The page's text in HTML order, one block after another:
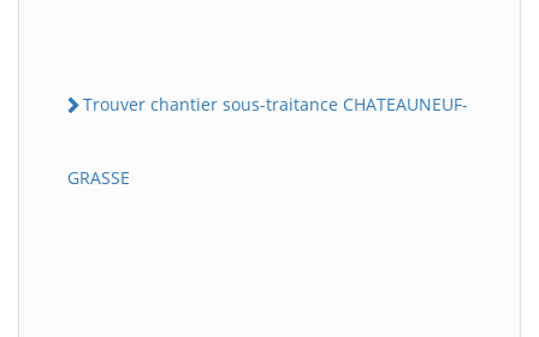
Trouver chantier sous-traitance CHATEAUNEUF-
GRASSE